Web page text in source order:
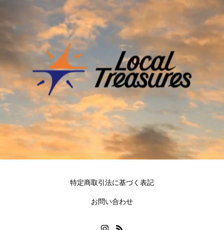
特定商取引法に基づく表記
お問い合わせ